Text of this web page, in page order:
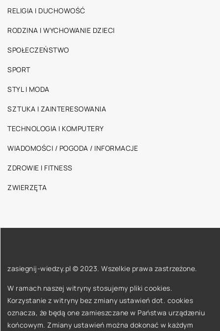
RELIGIA I DUCHOWOŚĆ
RODZINA I WYCHOWANIE DZIECI
SPOŁECZEŃSTWO
SPORT
STYL I MODA
SZTUKA I ZAINTERESOWANIA
TECHNOLOGIA I KOMPUTERY
WIADOMOŚCI / POGODA / INFORMACJE
ZDROWIE I FITNESS
ZWIERZĘTA
zasiegnij-wiedzy.pl © 2023. Wszelkie prawa zastrzeżone.
W ramach naszej witryny stosujemy pliki cookies.
Korzystanie z witryny bez zmiany ustawień dot. cookies
oznacza, że będą one zamieszczane w Państwa urządzeniu
końcowym. Zmiany ustawień można dokonać w każdym